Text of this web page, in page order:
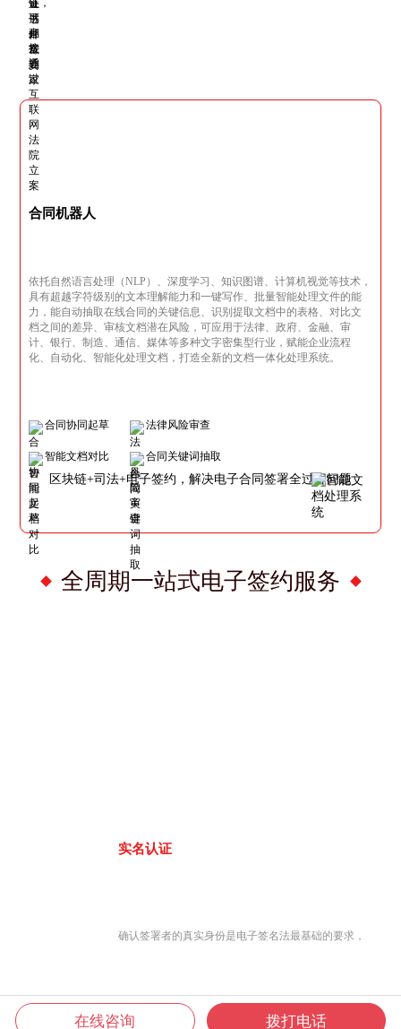
合同机器人
依托自然语言处理（NLP）、深度学习、知识图谱、计算机视觉等技术，
具有超越字符级别的文本理解能力和一键写作、批量智能处理文件的能
力，能自动抽取在线合同的关键信息、识别提取文档中的表格、对比文
档之间的差异、审核文档潜在风险，可应用于法律、政府、金融、审
计、银行、制造、通信、媒体等多种文字密集型行业，赋能企业流程
化、自动化、智能化处理文档，打造全新的文档一体化处理系统。
合同协同起草 法律风险审查
智能文档对比 合同关键词抽取
全周期一站式电子签约服务
区块链+司法+电子签约，解决电子合同签署全过程问题
实名认证
确认签署者的真实身份是电子签名法最基础的要求，
在线咨询 拨打电话